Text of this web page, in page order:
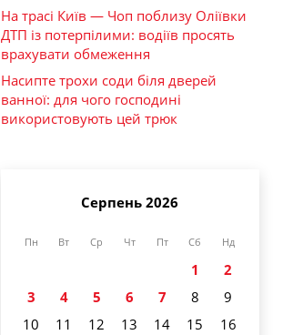
На трасі Київ — Чоп поблизу Оліївки
ДТП із потерпілими: водіїв просять
врахувати обмеження
Насипте трохи соди біля дверей
ванної: для чого господині
використовують цей трюк
Серпень 2026
Пн Вт Ср Чт Пт Сб Нд
1
2
3
4 5 6 7 8
9
10
11 12 13 14 15
16